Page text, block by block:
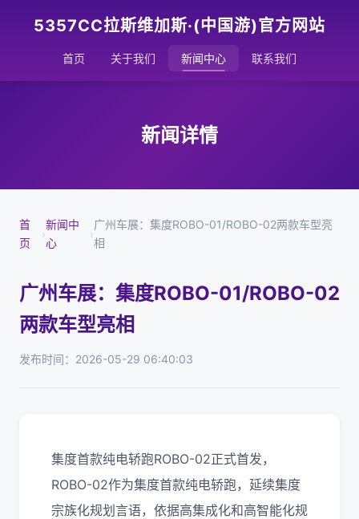
5357CC拉斯维加斯·(中国游)官方网站
首页 关于我们 新闻中心 联系我们
新闻详情
首
页
›
新闻中
心
›
广州车展：集度ROBO-01/ROBO-02两款车型亮
相
广州车展：集度ROBO-01/ROBO-02
两款车型亮相
发布时间：2026-05-29 06:40:03
集度首款纯电轿跑ROBO-02正式首发，
ROBO-02作为集度首款纯电轿跑，延续集度
宗族化规划言语，依据高集成化和高智能化规